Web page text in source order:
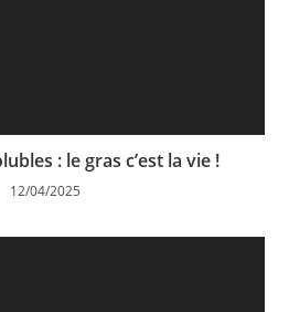
: le gras c’est la vie !
12/04/2025